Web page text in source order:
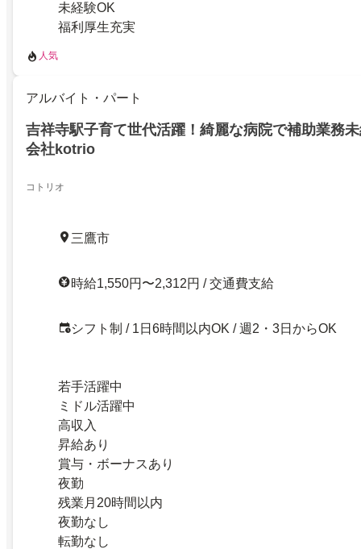
未経験OK
福利厚生充実
人気
アルバイト・パート
吉祥寺駅子育て世代活躍！綺麗な病院で補助業務
会社kotrio
コトリオ
三鷹市
時給1,550円〜2,312円 / 交通費支給
シフト制 / 1日6時間以内OK / 週2・3日からOK
若手活躍中
ミドル活躍中
高収入
昇給あり
賞与・ボーナスあり
夜勤
残業月20時間以内
夜勤なし
転勤なし